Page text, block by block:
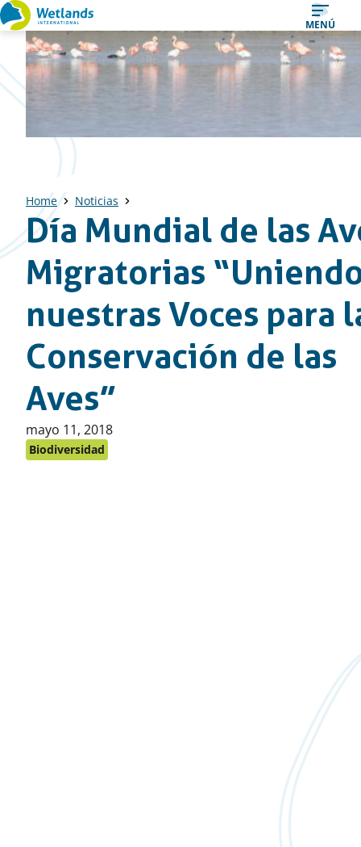
Ir
al
contenido
MENÚ
Home Noticias
Día Mundial de las
Migratorias
nuestras Voces para
Conservación de las
Aves”
Publicado
en:
mayo 11, 2018
Biodiversidad